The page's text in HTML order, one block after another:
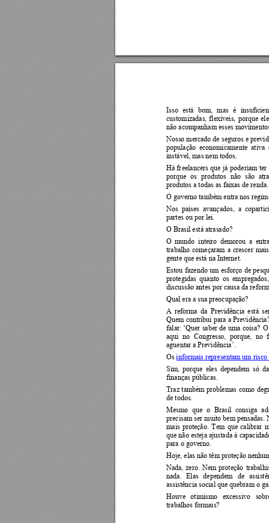
Isso está bom, mas é
customizadas, flexíveis, porque
não acompanham esses
Nosso mercado de seguros e
população economicamente  ativa
instável, mas nem todos.
Há freelancers que já poderiam ter
porque os produtos não são
produtos a todas as faixas de
O governo também entra nos
Nos  países  avançados,  a
partes ou por lei.
O Brasil está atrasado?
O mundo  inteiro demorou a  e
trabalho começaram a crescer
gente que está na Internet.
Estou fazendo um esforço de
protegidas quanto os
discussão antes por causa da
Qual era a sua preocupação?
A reforma da Previdência está
Quem contribui para a
falar: ‘Quer saber de uma coisa? O
aqui no Congresso, porque, no
aguentar a Previdência’.
Osinformais representam um
Sim, porque eles dependem só
finanças públicas.
Traz também problemas como
de todos.
Mesmo que o Brasil consiga
precisam ser muito bem pensadas.
mais proteção. Tem que calibrar
que não esteja ajustada à
para o governo.
Hoje, elas não têm proteção
Nada, zero. Nem proteção
nada. Elas dependem de
assistência social que quebram o
Houve otimismo excessivo
trabalhos formais?